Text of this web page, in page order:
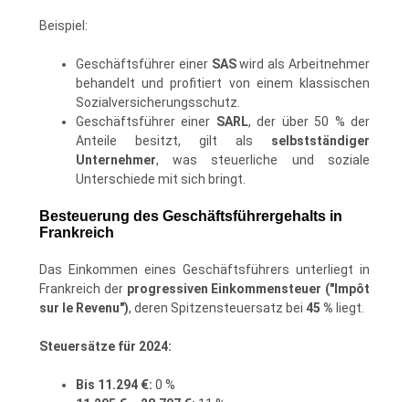
Beispiel:
Geschäftsführer einer SASwird als Arbeitnehmer
behandelt und profitiert von einem klassischen
Sozialversicherungsschutz.
Geschäftsführer einer SARL, der über 50 % der
Anteile besitzt, gilt als selbstständiger
Unternehmer, was steuerliche und soziale
Unterschiede mit sich bringt.
Besteuerung des Geschäftsführergehalts in
Frankreich
Das Einkommen eines Geschäftsführers unterliegt in
Frankreich der progressiven Einkommensteuer ("Impôt
sur le Revenu"), deren Spitzensteuersatz bei 45 % liegt.
Steuersätze für 2024:
Bis 11.294 €: 0 %